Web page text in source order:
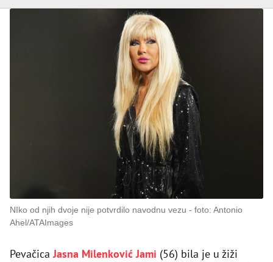
NIko od njih dvoje nije potvrdilo navodnu vezu
foto: Antonio
Ahel/ATAImages
PevačicaJasna Milenković Jami (56) bila je u žiži